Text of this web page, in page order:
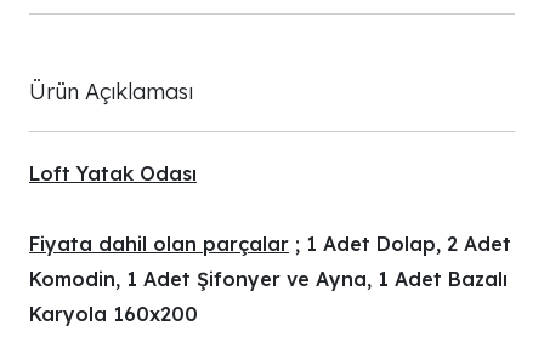
Ürün Açıklaması
Loft Yatak Odası
Fiyata dahil olan parçalar ; 1 Adet Dolap, 2 Adet
Komodin, 1 Adet Şifonyer ve Ayna, 1 Adet Bazalı
Karyola 160x200